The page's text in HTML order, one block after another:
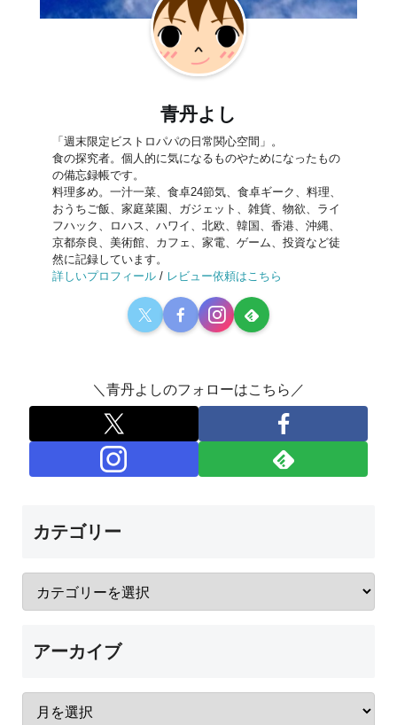
青丹よし
「週末限定ビストロパパの日常関心空間」。
食の探究者。個人的に気になるものやためになったもの
の備忘録帳です。
料理多め。一汁一菜、食卓24節気、食卓ギーク、料理、
おうちご飯、家庭菜園、ガジェット、雑貨、物欲、ライ
フハック、ロハス、ハワイ、北欧、韓国、香港、沖縄、
京都奈良、美術館、カフェ、家電、ゲーム、投資など徒
然に記録しています。
詳しいプロフィール / レビュー依頼はこちら
＼青丹よしのフォローはこちら／
カテゴリー
アーカイブ